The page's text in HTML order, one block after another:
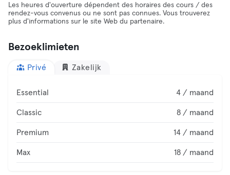
Les heures d'ouverture dépendent des horaires des cours / des
rendez-vous convenus ou ne sont pas connues. Vous trouverez
plus d'informations sur le site Web du partenaire.
Bezoeklimieten
Privé Zakelijk
Essential 4 / maand
Classic 8 / maand
Premium 14 / maand
Max 18 / maand